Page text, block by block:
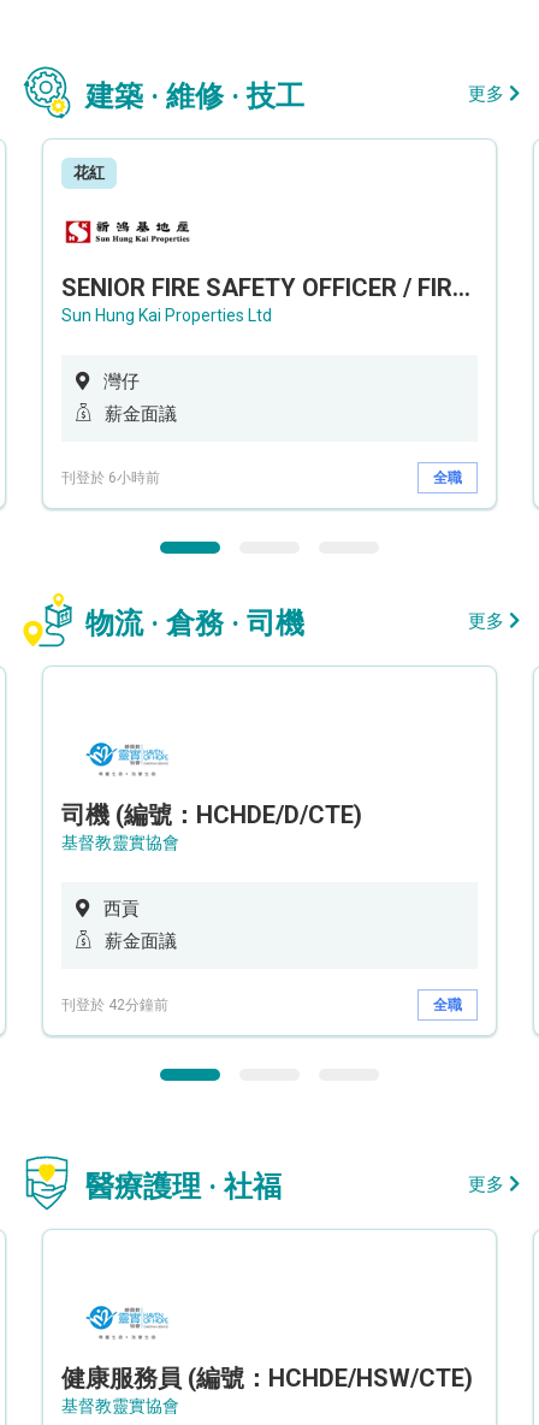
建築 · 維修 · 技工 更多
花紅
SENIOR FIRE SAFETY OFFICER / FIRE SAFETY OFFICER
Sun Hung Kai Properties Ltd
灣仔
薪金面議
刊登於 6小時前 全職
物流 · 倉務 · 司機 更多
司機 (編號：HCHDE/D/CTE)
基督教靈實協會
西貢
薪金面議
刊登於 42分鐘前 全職
醫療護理 · 社福 更多
健康服務員 (編號：HCHDE/HSW/CTE)
基督教靈實協會